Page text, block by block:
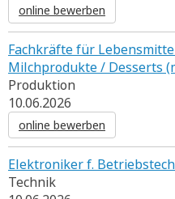
online bewerben
Fachkräfte für
Milchprodukte / Desserts
Produktion
10.06.2026
online bewerben
Elektroniker f.
Technik